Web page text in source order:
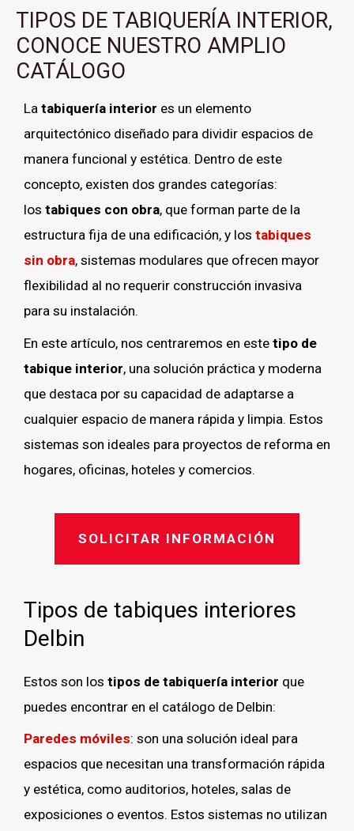
TIPOS DE TABIQUERÍA INTERIOR,
CONOCE NUESTRO AMPLIO
CATÁLOGO
La tabiquería interior es un elemento
arquitectónico diseñado para dividir espacios de
manera funcional y estética. Dentro de este
concepto, existen dos grandes categorías:
los tabiques con obra, que forman parte de la
estructura fija de una edificación, y los tabiques
sin obra, sistemas modulares que ofrecen mayor
flexibilidad al no requerir construcción invasiva
para su instalación.
En este artículo, nos centraremos en este tipo de
tabique interior, una solución práctica y moderna
que destaca por su capacidad de adaptarse a
cualquier espacio de manera rápida y limpia. Estos
sistemas son ideales para proyectos de reforma en
hogares, oficinas, hoteles y comercios.
SOLICITAR INFORMACIÓN
Tipos de tabiques interiores
Delbin
Estos son los tipos de tabiquería interior que
puedes encontrar en el catálogo de Delbin:
Paredes móviles: son una solución ideal para
espacios que necesitan una transformación rápida
y estética, como auditorios, hoteles, salas de
exposiciones o eventos. Estos sistemas no utilizan